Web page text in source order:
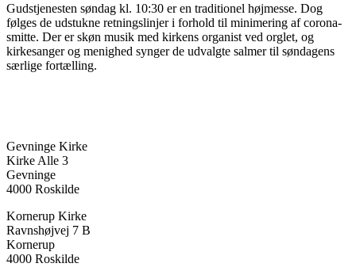
Gudstjenesten søndag kl. 10:30 er en traditionel højmesse. Dog
følges de udstukne retningslinjer i forhold til minimering af corona-
smitte. Der er skøn musik med kirkens organist ved orglet, og
kirkesanger og menighed synger de udvalgte salmer til søndagens
særlige fortælling.
Gevninge Kirke
Kirke Alle 3
Gevninge
4000 Roskilde
Kornerup Kirke
Ravnshøjvej 7 B
Kornerup
4000 Roskilde